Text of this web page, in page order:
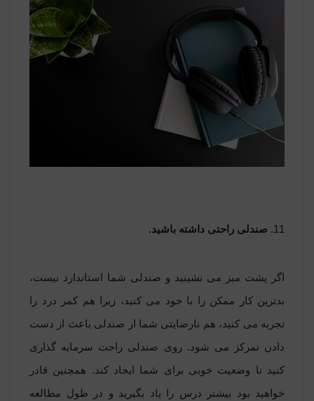
11. صندلی راحتی داشته باشید.
اگر پشت میز می نشینید و صندلی شما استاندارد نیست،
بدترین کار ممکن را با خود می کنید، زیرا هم کمر درد را
تجربه می کنید، هم نارضایتی شما از صندلی باعث از دست
دادن تمرکز می شود. روی صندلی راحت سرمایه گذاری
کنید تا وضعیت خوبی برای شما ایجاد کند. همچنین قادر
خواهید بود بیشتر درس را یاد بگیرید و در طول مطالعه